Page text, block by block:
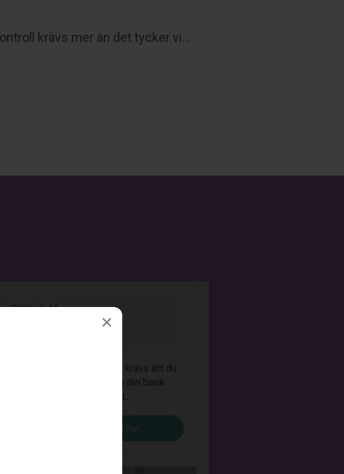
×
krävs mer än det tycker vi…